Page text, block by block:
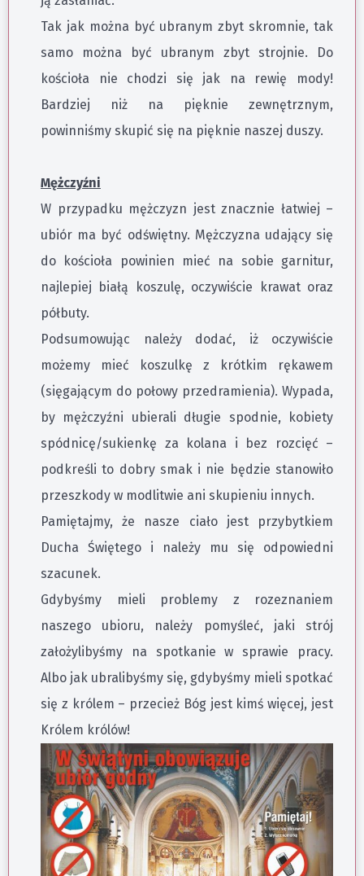
Tak jak można być ubranym zbyt skromnie, tak
samo można być ubranym zbyt strojnie. Do
kościoła nie chodzi się jak na rewię mody!
Bardziej niż na pięknie zewnętrznym,
powinniśmy skupić się na pięknie naszej duszy.
Mężczyźni
W przypadku mężczyzn jest znacznie łatwiej –
ubiór ma być odświętny. Mężczyzna udający się
do kościoła powinien mieć na sobie garnitur,
najlepiej białą koszulę, oczywiście krawat oraz
półbuty.
Podsumowując należy dodać, iż oczywiście
możemy mieć koszulkę z krótkim rękawem
(sięgającym do połowy przedramienia). Wypada,
by mężczyźni ubierali długie spodnie, kobiety
spódnicę/sukienkę za kolana i bez rozcięć –
podkreśli to dobry smak i nie będzie stanowiło
przeszkody w modlitwie ani skupieniu innych.
Pamiętajmy, że nasze ciało jest przybytkiem
Ducha Świętego i należy mu się odpowiedni
szacunek.
Gdybyśmy mieli problemy z rozeznaniem
naszego ubioru, należy pomyśleć, jaki strój
założylibyśmy na spotkanie w sprawie pracy.
Albo jak ubralibyśmy się, gdybyśmy mieli spotkać
się z królem – przecież Bóg jest kimś więcej, jest
Królem królów!